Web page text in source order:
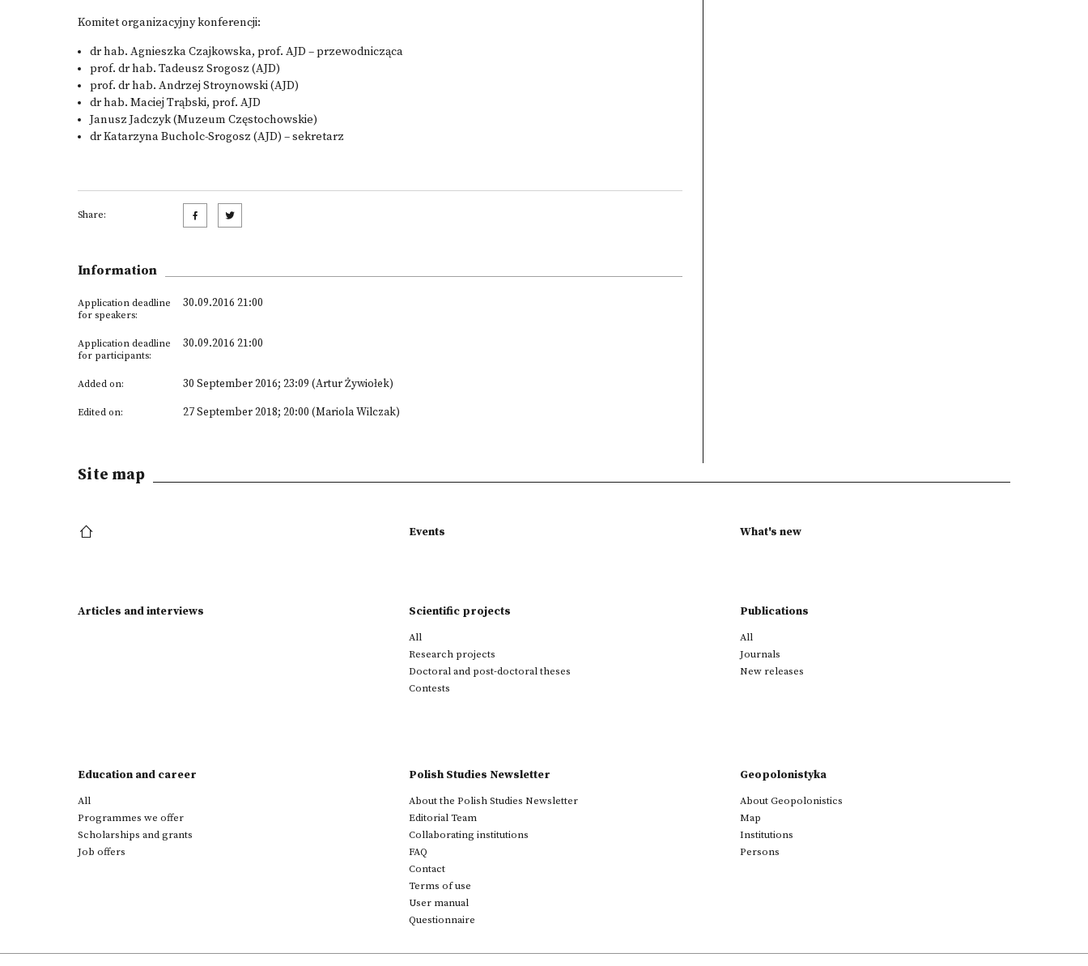
Komitet organizacyjny konferencji:
dr hab. Agnieszka Czajkowska, prof. AJD – przewodnicząca
prof. dr hab. Tadeusz Srogosz (AJD)
prof. dr hab. Andrzej Stroynowski (AJD)
dr hab. Maciej Trąbski, prof. AJD
Janusz Jadczyk (Muzeum Częstochowskie)
dr Katarzyna Bucholc-Srogosz (AJD) – sekretarz
Share:
Information
Application deadline
for speakers:
30.09.2016 21:00
Application deadline
for participants:
30.09.2016 21:00
Added on: 30 September 2016; 23:09 (Artur Żywiołek)
Edited on: 27 September 2018; 20:00 (Mariola Wilczak)
Site map
Events What's new
Articles and interviews Scientific projects
All
Research projects
Doctoral and post-doctoral theses
Contests
Publications
All
Journals
New releases
Education and career
All
Programmes we offer
Scholarships and grants
Job offers
Polish Studies Newsletter
About the Polish Studies Newsletter
Editorial Team
Collaborating institutions
FAQ
Contact
Terms of use
User manual
Questionnaire
Geopolonistyka
About Geopolonistics
Map
Institutions
Persons